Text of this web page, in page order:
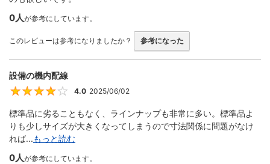
0人が参考にしています。
このレビューは参考になりましたか？ 参考になった
設備の機内配線
4
4.0 2025/06/02
標準品に劣ることもなく、ラインナップも非常に多い。標準品よ
りも少しサイズが大きくなってしまうので寸法関係に問題がなけ
れば...もっと読む
0人が参考にしています。